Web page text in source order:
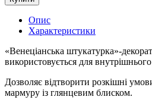
Опис
Характеристики
«Венеціанська штукатурка»-
використовується для
Дозволяє відтворити розкішні
мармуру із глянцевим блиском.